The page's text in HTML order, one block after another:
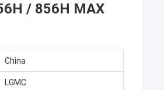
/ 856H MAX
China
LGMC